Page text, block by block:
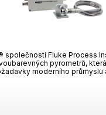
společnosti Fluke Process
pyrometrů,
moderního průmyslu